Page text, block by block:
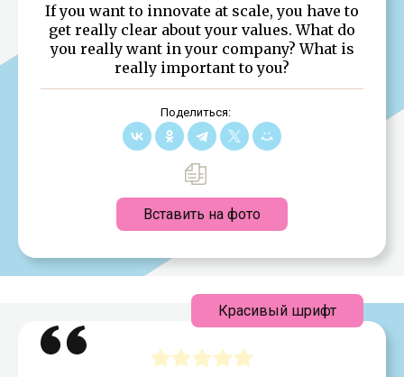
If you want to innovate at scale, you have to
get really clear about your values. What do
you really want in your company? What is
really important to you?
Поделиться:
Вставить на фото
Красивый шрифт